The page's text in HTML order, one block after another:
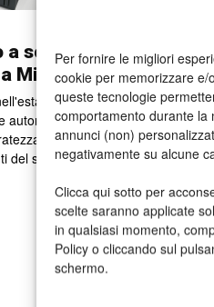
Per fornire le migliori
cookie per memorizzare
queste tecnologie
comportamento durante la
annunci (non)
negativamente su alcune
Clicca qui sotto per
scelte saranno applicate
in qualsiasi momento,
Policy o cliccando sul
schermo.
a scansione
Minolta
del 2015
automatica FD-9
nella
del settore